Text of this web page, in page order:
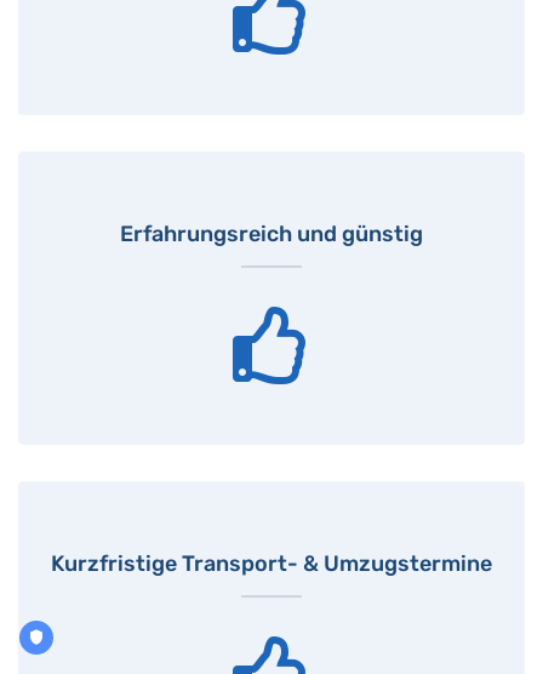
Erfahrungsreich und günstig
Kurzfristige Transport- & Umzugstermine